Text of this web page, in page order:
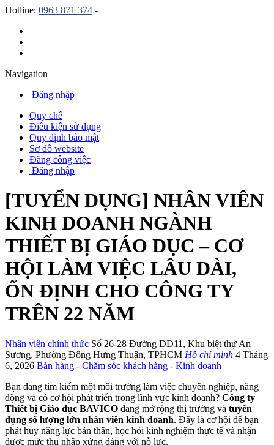
Hotline: 0963 871 374 -
Navigation
Đăng nhập
Quy chế
Điều kiện sử dụng
Quy định bảo mật
Sơ đồ website
Đăng công việc
Đăng nhập
[TUYỂN DỤNG] NHÂN VIÊN
KINH DOANH NGÀNH
THIẾT BỊ GIÁO DỤC – CƠ
HỘI LÀM VIỆC LÂU DÀI,
ỔN ĐỊNH CHO CÔNG TY
TRÊN 22 NĂM
Nhân viên chính thức Số 26-28 Đường DD11 , Khu biệt thự An
Sương, Phường Đông Hưng Thuận, TPHCM Hồ chí minh 4 Tháng
6, 2026 Bán hàng - Chăm sóc khách hàng - Kinh doanh
Bạn đang tìm kiếm một môi trường làm việc chuyên nghiệp, năng
động và có cơ hội phát triển trong lĩnh vực kinh doanh? Công ty
Thiết bị Giáo dục BAVICO đang mở rộng thị trường và tuyển
dụng số lượng lớn nhân viên kinh doanh. Đây là cơ hội để bạn
phát huy năng lực bản thân, học hỏi kinh nghiệm thực tế và nhận
được mức thu nhập xứng đáng với nỗ lực.